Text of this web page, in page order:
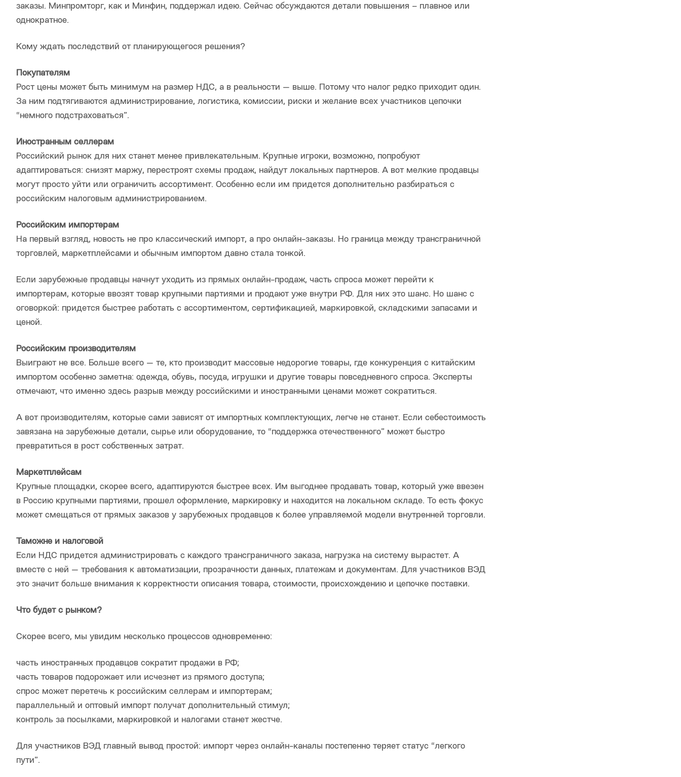
заказы. Минпромторг, как и Минфин, поддержал идею. Сейчас обсуждаются детали повышения – плавное или
однократное.
Кому ждать последствий от планирующегося решения?
Покупателям
Рост цены может быть минимум на размер НДС, а в реальности — выше. Потому что налог редко приходит один.
За ним подтягиваются администрирование, логистика, комиссии, риски и желание всех участников цепочки
“немного подстраховаться”.
Иностранным селлерам
Российский рынок для них станет менее привлекательным. Крупные игроки, возможно, попробуют
адаптироваться: снизят маржу, перестроят схемы продаж, найдут локальных партнеров. А вот мелкие продавцы
могут просто уйти или ограничить ассортимент. Особенно если им придется дополнительно разбираться с
российским налоговым администрированием.
Российским импортерам
На первый взгляд, новость не про классический импорт, а про онлайн-заказы. Но граница между трансграничной
торговлей, маркетплейсами и обычным импортом давно стала тонкой.
Если зарубежные продавцы начнут уходить из прямых онлайн-продаж, часть спроса может перейти к
импортерам, которые ввозят товар крупными партиями и продают уже внутри РФ. Для них это шанс. Но шанс с
оговоркой: придется быстрее работать с ассортиментом, сертификацией, маркировкой, складскими запасами и
ценой.
Российским производителям
Выиграют не все. Больше всего — те, кто производит массовые недорогие товары, где конкуренция с китайским
импортом особенно заметна: одежда, обувь, посуда, игрушки и другие товары повседневного спроса. Эксперты
отмечают, что именно здесь разрыв между российскими и иностранными ценами может сократиться.
А вот производителям, которые сами зависят от импортных комплектующих, легче не станет. Если себестоимость
завязана на зарубежные детали, сырье или оборудование, то “поддержка отечественного” может быстро
превратиться в рост собственных затрат.
Маркетплейсам
Крупные площадки, скорее всего, адаптируются быстрее всех. Им выгоднее продавать товар, который уже ввезен
в Россию крупными партиями, прошел оформление, маркировку и находится на локальном складе. То есть фокус
может смещаться от прямых заказов у зарубежных продавцов к более управляемой модели внутренней торговли.
Таможне и налоговой
Если НДС придется администрировать с каждого трансграничного заказа, нагрузка на систему вырастет. А
вместе с ней — требования к автоматизации, прозрачности данных, платежам и документам. Для участников ВЭД
это значит больше внимания к корректности описания товара, стоимости, происхождению и цепочке поставки.
Что будет с рынком?
Скорее всего, мы увидим несколько процессов одновременно:
часть иностранных продавцов сократит продажи в РФ;
часть товаров подорожает или исчезнет из прямого доступа;
спрос может перетечь к российским селлерам и импортерам;
параллельный и оптовый импорт получат дополнительный стимул;
контроль за посылками, маркировкой и налогами станет жестче.
Для участников ВЭД главный вывод простой: импорт через онлайн-каналы постепенно теряет статус “легкого
пути”.